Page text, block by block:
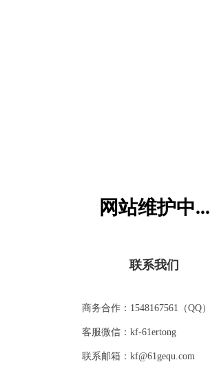
网站维护中...
联系我们
商务合作：1548167561（QQ）
客服微信：kf-61ertong
联系邮箱：kf@61gequ.com